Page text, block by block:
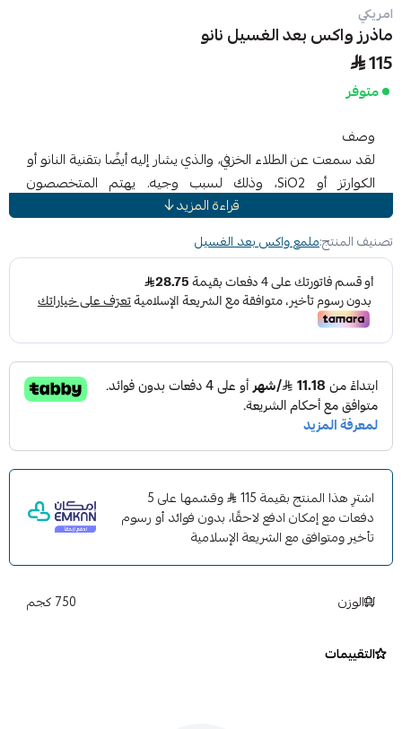
امريكي
ماذرز واكس بعد الغسيل نانو
115
متوفر
وصف
لقد سمعت عن الطلاء الخزفي، والذي يشار إليه أيضًا بتقنية النانو أو
الكوارتز أو SiO2، وذلك لسبب وجيه. يهتم المتخصصون
المحترفون والمؤثرون عبر الإنترنت ورفاقك في السيارة بمدى
جعلنا الأمر بسيطًا، ما عليك سوى الرش والمسح باستخدام مزيج
SiO2 (ثاني أكسيد السيليكون) وTiO2 (ثاني أكسيد التيتانيوم) الذي
يغير قواعد اللعبة. توفر هذه المجموعة القوية حماية طويلة الأمد
من العناصر وخرز الماء الذي لا هوادة فيه، دون التضحية بالوضوح
البصري الحقيقي والعمق الشديد والمظهر اللامع السائل الذي
يشبه زجاج السيراميك. استخدمه كمنتج مستقل، أو كمعزز للمادة
المانعة للتسرب أو طلاء السيراميك الموجود لديك. ضعيه على
طبقات لزيادة العمق والمتانة والحماية.
قراءة المزيد
تصنيف المنتج:ملمع واكس بعد الغسيل
اشترِ هذا المنتج بقيمة 115
وقسّمها على 5
دفعات مع إمكان ادفع لاحقًا، بدون فوائد أو رسوم
تأخير ومتوافق مع الشريعة الإسلامية
الوزن 750 كجم
التقييمات